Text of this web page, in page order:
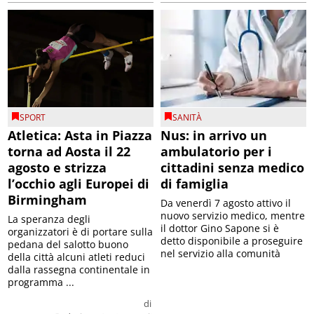
SPORT
Atletica: Asta in Piazza
torna ad Aosta il 22
agosto e strizza
l’occhio agli Europei di
Birmingham
di
La speranza degli
organizzatori è di portare sulla
pedana del salotto buono
della città alcuni atleti reduci
dalla rassegna continentale in
programma ...
SANITÀ
Nus: in arrivo un
ambulatorio per i
cittadini senza medico
di famiglia
Da venerdì 7 agosto attivo il
nuovo servizio medico, mentre
il dottor Gino Sapone si è
detto disponibile a proseguire
nel servizio alla comunità